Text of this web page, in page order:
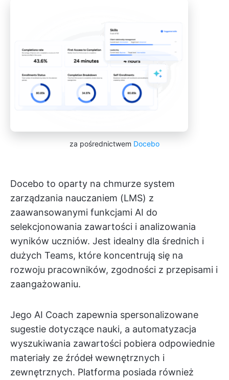
za pośrednictwem Docebo
Docebo to oparty na chmurze system
zarządzania nauczaniem (LMS) z
zaawansowanymi funkcjami AI do
selekcjonowania zawartości i analizowania
wyników uczniów. Jest idealny dla średnich i
dużych Teams, które koncentrują się na
rozwoju pracowników, zgodności z przepisami i
zaangażowaniu.
Jego AI Coach zapewnia spersonalizowane
sugestie dotyczące nauki, a automatyzacja
wyszukiwania zawartości pobiera odpowiednie
materiały ze źródeł wewnętrznych i
zewnętrznych. Platforma posiada również